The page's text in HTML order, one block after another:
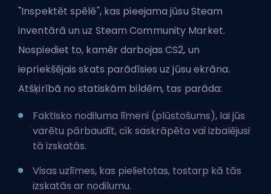
"Inspektēt spēlē", kas pieejama jūsu Steam
inventārā un uz Steam Community Market.
Nospiediet to, kamēr darbojas CS2, un
iepriekšējais skats parādīsies uz jūsu ekrāna.
Atšķirībā no statiskām bildēm, tas parāda:
Faktisko nodiluma līmeni (plūstošums), lai jūs
varētu pārbaudīt, cik saskrāpēta vai izbalējusi
tā izskatās.
Visas uzlīmes, kas pielietotas, tostarp kā tās
izskatās ar nodilumu.